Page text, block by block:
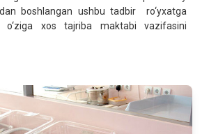
boshlangan ushbu tadbir ro‘yxatga
o‘ziga xos tajriba maktabi vazifasini